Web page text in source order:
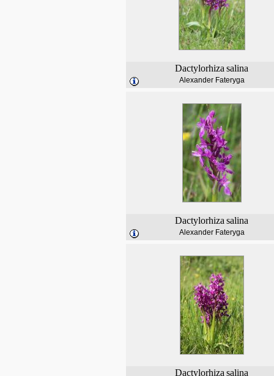
Dactylorhiza salina
Alexander Fateryga
Dactylorhiza salina
Alexander Fateryga
Dactylorhiza salina